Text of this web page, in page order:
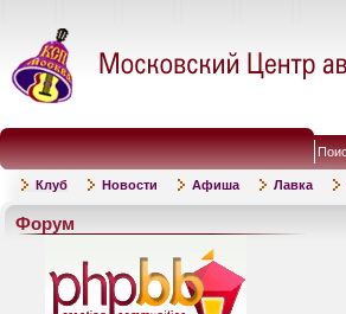
Клуб Новости Афиша Лавка
Форум